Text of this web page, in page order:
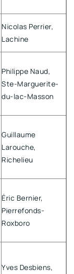
Nicolas Perrier,
Lachine
Philippe Naud,
Ste-Marguerite-
du-lac-Masson
Guillaume
Larouche,
Richelieu
Éric Bernier,
Pierrefonds-
Roxboro
Yves Desbiens,